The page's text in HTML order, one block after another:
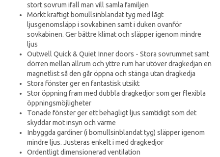
stort sovrum ifall man vill samla familjen
Mörkt kraftigt bomullsinblandat tyg med lågt
ljusgenomsläpp i sovkabinen samt i duken ovanför
sovkabinen. Ger bättre klimat och släpper igenom mindre
ljus
Outwell Quick & Quiet Inner doors - Stora sovrummet samt
dörren mellan allrum och yttre rum har utöver dragkedjan en
magnetlist så den går öppna och stänga utan dragkedja
Stora fönster ger en fantastisk utsikt
Stor öppning fram med dubbla dragkedjor som ger flexibla
öppningsmöjligheter
Tonade fönster ger ett behagligt ljus samtidigt som det
skyddar mot insyn och värme
Inbyggda gardiner (i bomullsinblandat tyg) släpper igenom
mindre ljus. Justeras enkelt i med dragkedjor
Ordentligt dimensionerad ventilation